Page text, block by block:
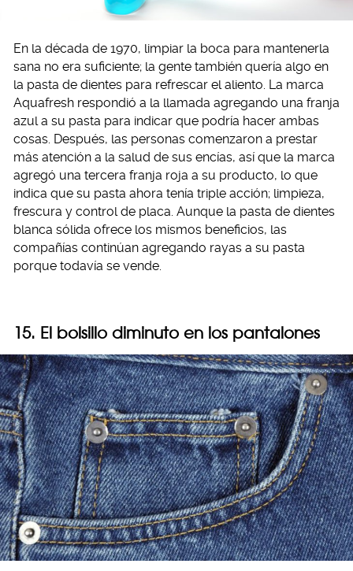
En la década de 1970, limpiar la boca para mantenerla
sana no era suficiente; la gente también quería algo en
la pasta de dientes para refrescar el aliento. La marca
Aquafresh respondió a la llamada agregando una franja
azul a su pasta para indicar que podría hacer ambas
cosas. Después, las personas comenzaron a prestar
más atención a la salud de sus encías, así que la marca
agregó una tercera franja roja a su producto, lo que
indica que su pasta ahora tenía triple acción; limpieza,
frescura y control de placa. Aunque la pasta de dientes
blanca sólida ofrece los mismos beneficios, las
compañías continúan agregando rayas a su pasta
porque todavía se vende.
15. El bolsillo diminuto en los pantalones